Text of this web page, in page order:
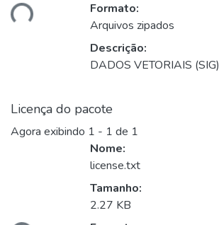
Formato:
Arquivos zipados
Descrição:
DADOS VETORIAIS (SIG)
Licença do pacote
Agora exibindo 1 - 1 de 1
Nome:
license.txt
Tamanho:
2.27 KB